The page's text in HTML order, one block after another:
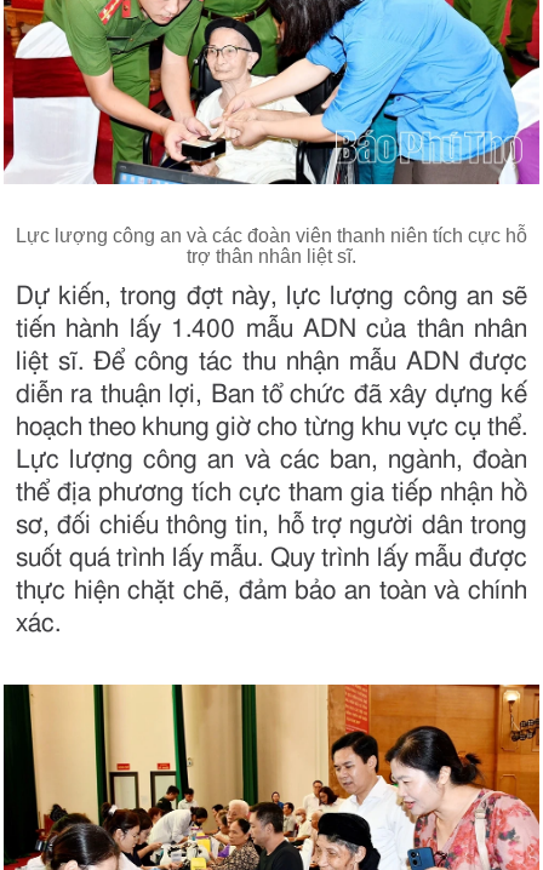
Lực lượng công an và các đoàn viên thanh niên tích cực hỗ
trợ thân nhân liệt sĩ.
Dự kiến, trong đợt này, lực lượng công an sẽ
tiến hành lấy 1.400 mẫu ADN của thân nhân
liệt sĩ. Để công tác thu nhận mẫu ADN được
diễn ra thuận lợi, Ban tổ chức đã xây dựng kế
hoạch theo khung giờ cho từng khu vực cụ thể.
Lực lượng công an và các ban, ngành, đoàn
thể địa phương tích cực tham gia tiếp nhận hồ
sơ, đối chiếu thông tin, hỗ trợ người dân trong
suốt quá trình lấy mẫu. Quy trình lấy mẫu được
thực hiện chặt chẽ, đảm bảo an toàn và chính
xác.